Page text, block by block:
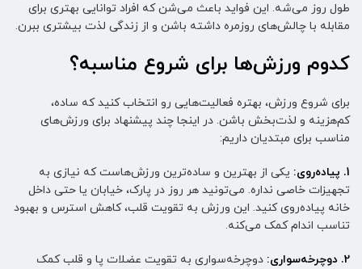
طول روز می‌شه. این فواید باعث می‌شن که افراد توانایی بهتری برای
مقابله با چالش‌های روزمره داشته باشن و از زندگی لذت بیشتری ببرن.
کدوم ورزش‌ها برای شروع مناسبه؟
برای شروع ورزش، بهتره فعالیت‌هایی رو انتخاب کنید که ساده،
کم‌هزینه و لذت‌بخش باشن. در اینجا چند پیشنهاد برای ورزش‌های
مناسب برای مبتدیان داریم:
1. پیاده‌روی:
یکی از بهترین و ساده‌ترین ورزش‌هاست که نیازی به
تجهیزات خاصی نداره. می‌تونید هر روز در پارک، خیابان یا حتی داخل
خانه پیاده‌روی کنید. این ورزش به تقویت قلب، کاهش استرس و بهبود
تناسب اندام کمک می‌کنه.
2. دوچرخه‌سواری:
دوچرخه‌سواری به تقویت عضلات پا و قلب کمک